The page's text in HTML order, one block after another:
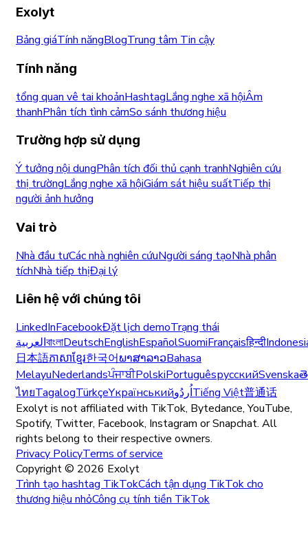
Exolyt
Bảng giáTính năngBlogTrung tâm Tin cậy
Tính năng
tổng quan vê tai khoảnHashtagLắng nghe xã hộiÂm
thanhPhân tích tình cảmSo sánh thương hiệu
Trường hợp sử dụng
Ý tưởng nội dungPhân tích đối thủ cạnh tranhNghiên cứu
thị trườngLắng nghe xã hộiGiám sát hiệu suấtTiếp thị
người ảnh hưởng
Vai trò
Nhà đầu tưCác nhà nghiên cứuNgười sáng tạoNhà phân
tíchNhà tiếp thịĐại lý
Liên hệ với chúng tôi
LinkedInFacebookĐặt lịch demoTrạng thái
العربيةবাংলাDeutschEnglishEspañolSuomiFrançaisहिन्दी
日本語ភាសាខ្មែរ한국어ພາສາລາວBahasa
MelayuNederlandsਪੰਜਾਬੀPolskiPortuguêsрусскийSvenska
ไทยTagalogTürkçeYкраїнськийاُردُوTiếng Việt普通话
Exolyt is not affiliated with TikTok, Bytedance, YouTube,
Spotify, Twitter, Facebook, Instagram or Snapchat. All
rights belong to their respective owners.
Privacy PolicyTerms of service
Copyright © 2026 Exolyt
Trình tạo hashtag TikTokCách tận dụng TikTok cho
thương hiệu nhỏCông cụ tính tiền TikTok